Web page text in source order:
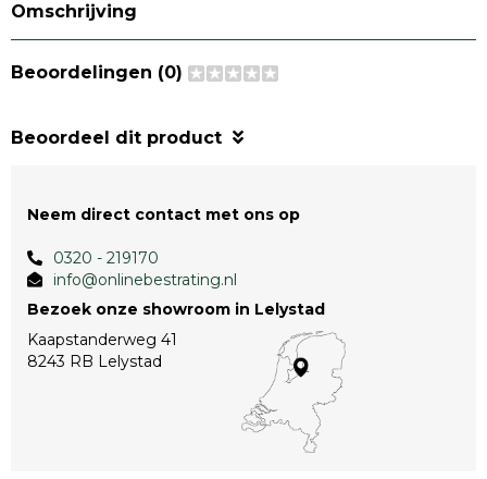
Omschrijving
Beoordelingen (0)
Beoordeel dit product
Neem direct contact met ons op
0320 - 219170
info@onlinebestrating.nl
Bezoek onze showroom in Lelystad
Kaapstanderweg 41
8243 RB Lelystad